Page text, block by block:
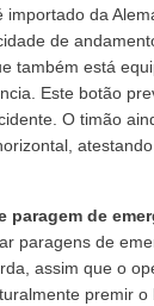
importado da
de
também está
Este botão
O timão
paragem de
paragens de
assim que o
premir o